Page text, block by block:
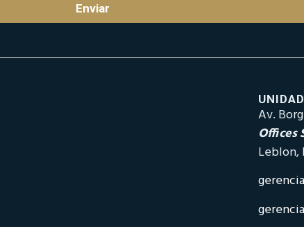
Enviar
Av.
Offices
Leblon,